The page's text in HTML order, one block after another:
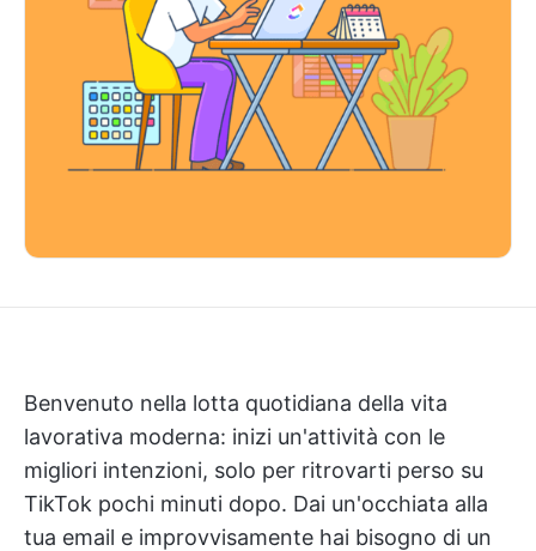
Benvenuto nella lotta quotidiana della vita
lavorativa moderna: inizi un'attività con le
migliori intenzioni, solo per ritrovarti perso su
TikTok pochi minuti dopo. Dai un'occhiata alla
tua email e improvvisamente hai bisogno di un